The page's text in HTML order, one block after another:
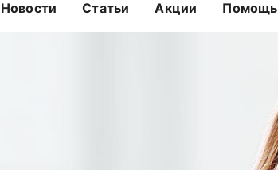
Новости Статьи Акции Помощь